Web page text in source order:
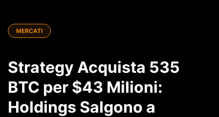
MERCATI
Strategy Acquista 535
BTC per $43 Milioni:
Holdings Salgono a